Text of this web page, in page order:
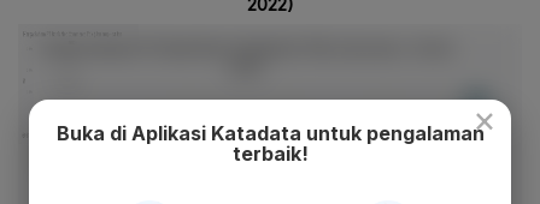
×
Buka di Aplikasi Katadata untuk pengalaman
terbaik!